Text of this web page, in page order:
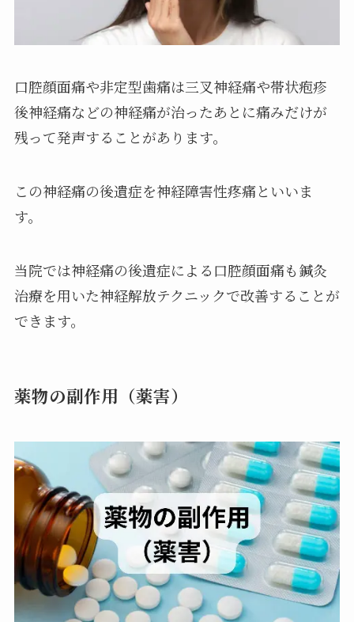
口腔顔面痛や非定型歯痛は三叉神経痛や帯状疱疹
後神経痛などの神経痛が治ったあとに痛みだけが
残って発声することがあります。
この神経痛の後遺症を神経障害性疼痛といいま
す。
当院では神経痛の後遺症による口腔顔面痛も鍼灸
治療を用いた神経解放テクニックで改善することが
できます。
薬物の副作用（薬害）